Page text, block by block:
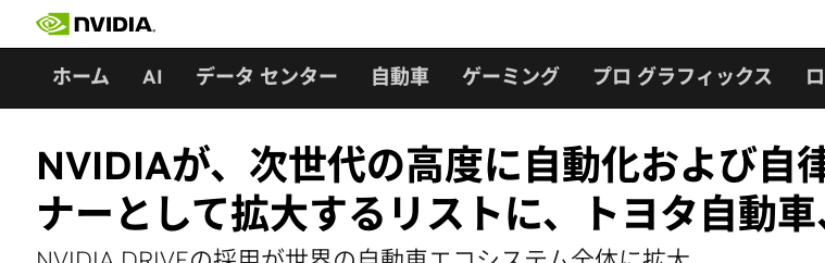
ホーム AI データ センター 自動車 ゲーミング プロ グラフィックス
NVIDIAが、次世代の高度に自動化および自
ナーとして拡大するリストに、トヨタ自動